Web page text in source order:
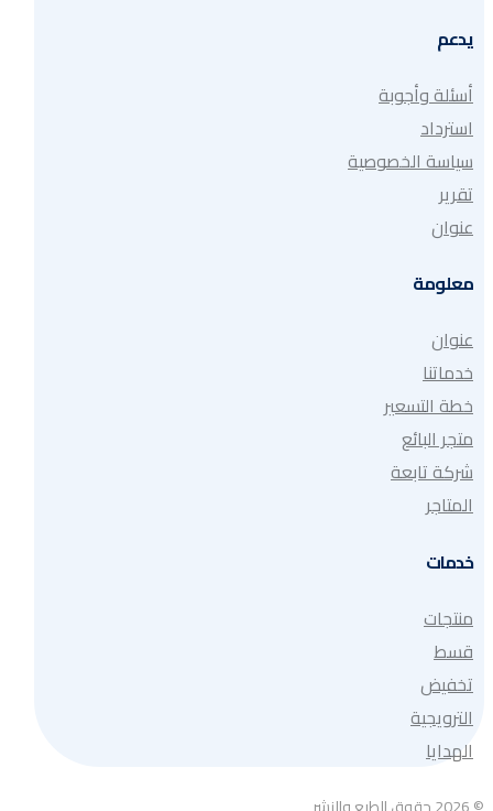
يدعم
أسئلة وأجوبة
استرداد
سياسة الخصوصية
تقرير
عنوان
معلومة
عنوان
خدماتنا
خطة التسعير
متجر البائع
شركة تابعة
المتاجر
خدمات
منتجات
قسط
تخفيض
الترويجية
الهدايا